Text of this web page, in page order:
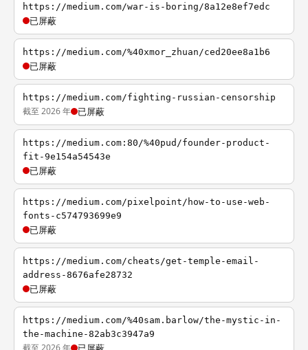
https://medium.com/war-is-boring/8a12e8ef7edc
已屏蔽
https://medium.com/%40xmor_zhuan/ced20ee8a1b6
已屏蔽
https://medium.com/fighting-russian-censorship
截至 2026 年 已屏蔽
https://medium.com:80/%40pud/founder-product-
fit-9e154a54543e
已屏蔽
https://medium.com/pixelpoint/how-to-use-web-
fonts-c574793699e9
已屏蔽
https://medium.com/cheats/get-temple-email-
address-8676afe28732
已屏蔽
https://medium.com/%40sam.barlow/the-mystic-in-
the-machine-82ab3c3947a9
截至 2026 年